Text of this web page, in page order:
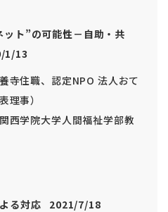
ト”の可能性－自助・共
1/13
寺住職、認定NPO 法人おて
理事）
西学院大学人間福祉学部教
よる対応 2021/7/18